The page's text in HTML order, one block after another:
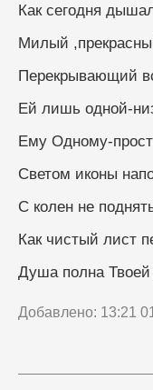
Как сегодня
Милый
Перекрывающий
Ей лишь одной-
Ему Одному-
Светом иконы
С колен не
Как чистый лист
Душа полна
Добавлено: 13:21